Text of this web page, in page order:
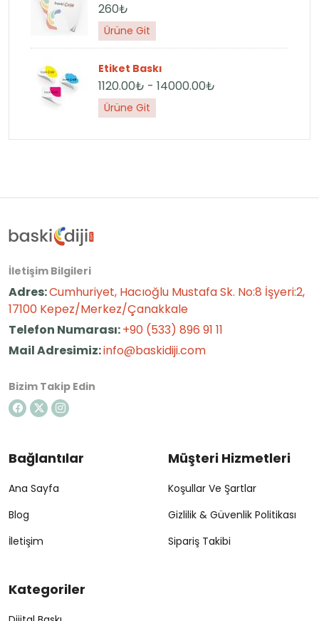
260₺
Ürüne Git
Etiket Baskı
1120.00₺ - 14000.00₺
Ürüne Git
İletişim Bilgileri
Adres:Cumhuriyet, Hacıoğlu Mustafa Sk. No:8 İşyeri:2,
17100 Kepez/Merkez/Çanakkale
Telefon Numarası:+90 (533) 896 91 11
Mail Adresimiz:info@baskidiji.com
Bizim Takip Edin
Bağlantılar
Ana Sayfa
Blog
İletişim
Müşteri Hizmetleri
Koşullar Ve Şartlar
Gizlilik & Güvenlik Politikası
Sipariş Takibi
Kategoriler